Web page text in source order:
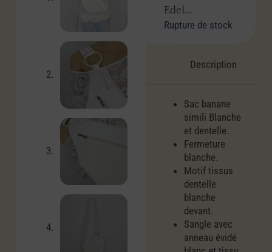
Edel…
Rupture de stock
Description
Sac banane
simili Blanche
et dentelle.
Fermeture
blanche.
Motif tissus
dentelle
blanche
devant.
Sangle avec
anneau évidé